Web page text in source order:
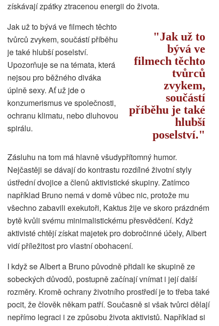
získávají zpátky ztracenou energii do života.
Jak už to
bývá ve
filmech těchto
tvůrců
zvykem,
součástí
příběhu je také
hlubší
poselství.
Jak už to bývá ve filmech těchto
tvůrců zvykem, součástí příběhu
je také hlubší poselství.
Upozorňuje se na témata, která
nejsou pro běžného diváka
úplně sexy. Ať už jde o
konzumerismus ve společnosti,
ochranu klimatu, nebo dluhovou
spirálu.
Zásluhu na tom má hlavně všudypřítomný humor.
Nejčastěji se dávají do kontrastu rozdílné životní styly
ústřední dvojice a členů aktivistické skupiny. Zatímco
například Bruno nemá v domě vůbec nic, protože mu
všechno zabavili exekutoři, Kaktus žije ve skoro prázdném
bytě kvůli svému minimalistickému přesvědčení. Když
aktivisté chtějí získat majetek pro dobročinné účely, Albert
vidí příležitost pro vlastní obohacení.
I když se Albert a Bruno původně přidali ke skupině ze
sobeckých důvodů, postupně začínají vnímat i její další
rozměry. Kromě ochrany životního prostředí je to třeba také
pocit, že člověk někam patří. Současně si však tvůrci dělají
nepřímo legraci i ze způsobu života aktivistů. Například si